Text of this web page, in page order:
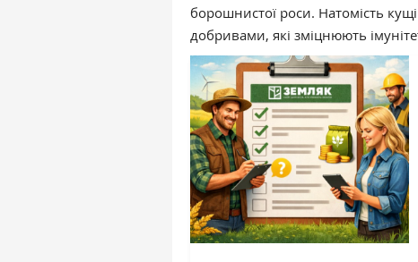
борошнистої роси. Натомість
добривами, які зміцнюють